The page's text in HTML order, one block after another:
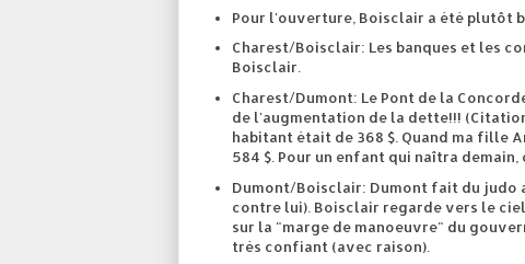
Pour l'ouverture, Boisclair a été plutôt
Charest/Boisclair: Les banques et les
Boisclair.
Charest/Dumont: Le Pont de la
de l'augmentation de la dette!!!
habitant était de 368 $. Quand ma fille
584 $. Pour un enfant qui naîtra demain,
Dumont/Boisclair: Dumont fait du judo
contre lui). Boisclair regarde vers le
sur la "marge de manoeuvre" du
très confiant (avec raison).